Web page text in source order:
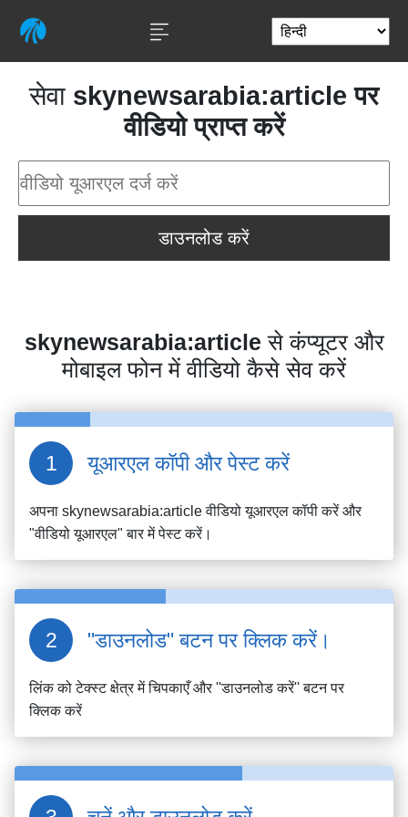
सेवा skynewsarabia:article पर
वीडियो प्राप्त करें
डाउनलोड करें
skynewsarabia:article से कंप्यूटर और
मोबाइल फोन में वीडियो कैसे सेव करें
यूआरएल कॉपी और पेस्ट करें
अपना skynewsarabia:articleवीडियो यूआरएल कॉपी करें और
"वीडियो यूआरएल" बार में पेस्ट करें।
"डाउनलोड" बटन पर क्लिक करें।
लिंक को टेक्स्ट क्षेत्र में चिपकाएँ और ''डाउनलोड करें'' बटन पर
क्लिक करें